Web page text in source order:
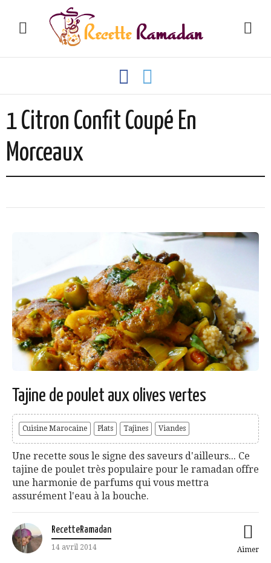
1 Citron Confit Coupé En
Morceaux
Tajine de poulet aux olives vertes
Cuisine Marocaine Plats Tajines Viandes
Une recette sous le signe des saveurs d'ailleurs... Ce
tajine de poulet très populaire pour le ramadan offre
une harmonie de parfums qui vous mettra
assurément l'eau à la bouche.
RecetteRamadan
14 avril 2014 Aimer